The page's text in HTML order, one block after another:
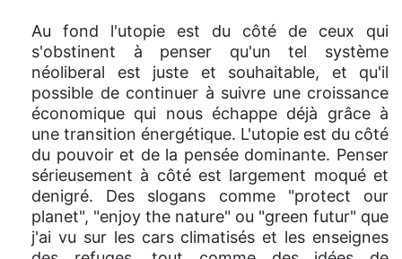
Au fond l'utopie est du côté de ceux qui
s'obstinent à penser qu'un tel système
néoliberal est juste et souhaitable, et qu'il
possible de continuer à suivre une croissance
économique qui nous échappe déjà grâce à
une transition énergétique. L'utopie est du côté
du pouvoir et de la pensée dominante. Penser
sérieusement à côté est largement moqué et
denigré. Des slogans comme "protect our
planet", "enjoy the nature" ou "green futur" que
j'ai vu sur les cars climatisés et les enseignes